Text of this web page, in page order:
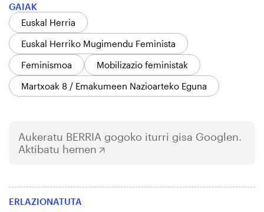
GAIAK
Euskal Herria
Euskal Herriko Mugimendu Feminista
Feminismoa
Mobilizazio feministak
Martxoak 8 / Emakumeen Nazioarteko Eguna
Aukeratu BERRIA gogoko iturri gisa Googlen.
Aktibatu hemen
ERLAZIONATUTA